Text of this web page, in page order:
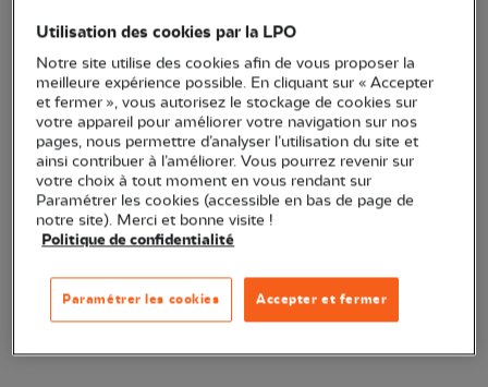
passion du ciel.Voir plus
Quantité
En stock
Ajouter au panier
Transaction sécurisée
Utilisation des cookies par la LPO
Notre site utilise des cookies afin de vous proposer la
meilleure expérience possible. En cliquant sur « Accepter
et fermer », vous autorisez le stockage de cookies sur
votre appareil pour améliorer votre navigation sur nos
pages, nous permettre d’analyser l’utilisation du site et
ainsi contribuer à l’améliorer. Vous pourrez revenir sur
votre choix à tout moment en vous rendant sur
Paramétrer les cookies (accessible en bas de page de
notre site). Merci et bonne visite !
Politique de confidentialité
Accepter et fermer
Paramétrer les cookies